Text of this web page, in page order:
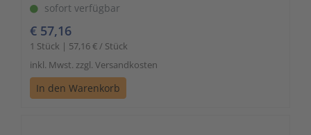
sofort verfügbar
€ 57,16
1 Stück | 57,16 € / Stück
inkl. Mwst. zzgl. Versandkosten
In den Warenkorb